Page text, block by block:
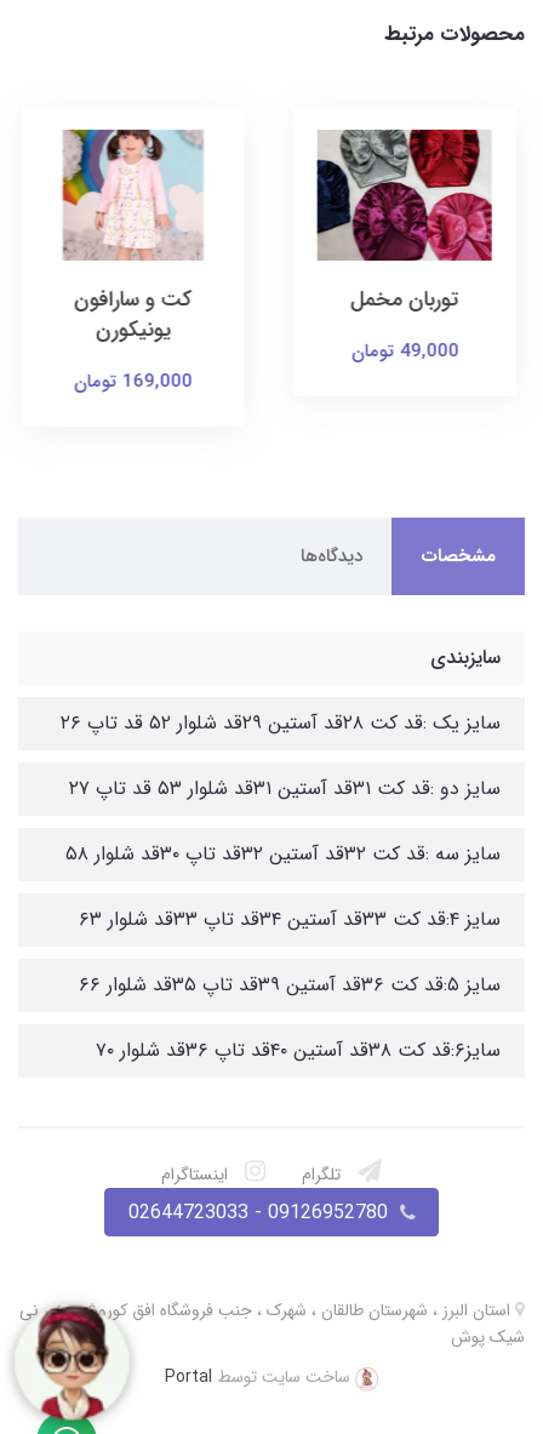
محصولات مرتبط
توربان مخمل
49,000 تومان
کت و سارافون
یونیکورن
169,000 تومان
مشخصات دیدگاه‌ها
سایزبندی
سایز یک :قد کت ۲۸قد آستین ۲۹قد شلوار ۵۲ قد تاپ ۲۶
سایز دو :قد کت ۳۱قد آستین ۳۱قد شلوار ۵۳ قد تاپ ۲۷
سایز سه :قد کت ۳۲قد آستین ۳۲قد تاپ ۳۰قد شلوار ۵۸
سایز ۴:قد کت ۳۳قد آستین ۳۴قد تاپ ۳۳قد شلوار ۶۳
سایز ۵:قد کت ۳۶قد آستین ۳۹قد تاپ ۳۵قد شلوار ۶۶
سایز۶:قد کت ۳۸قد آستین ۴۰قد تاپ ۳۶قد شلوار ۷۰
تلگرام اینستاگرام
09126952780 - 02644723033
ساخت سایت توسط Portal
استان البرز ، شهرستان طالقان ، شهرک ، جنب فروشگاه افق کوروش ، نی نی
شیک پوش